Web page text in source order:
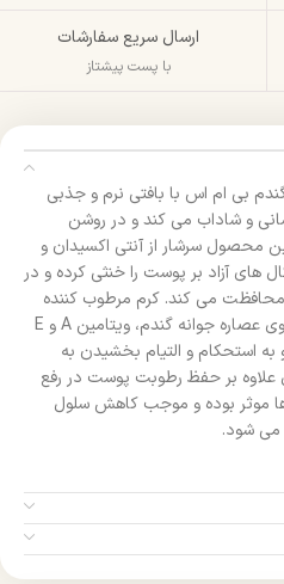
ارسال سریع سفارشات
با پست پیشتاز
بی ام اس با بافتی نرم و جذبی
و شاداب می کند و در روشن
سرشار از آنتی اکسیدان و
های آزاد بر پوست را خنثی کرده و در
محافظت می کند. کرم مرطوب کننده
کاسه ای جوانه گندم بی ام اس حاوی عصاره جوانه گندم، ویتامین A و E
به استحکام و التیام بخشیدن به
بر حفظ رطوبت پوست در رفع
موثر بوده و موجب کاهش سلول
می شود.